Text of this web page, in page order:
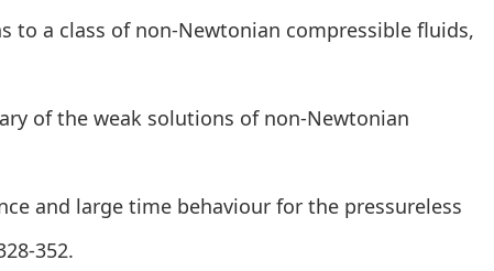
to a class of non-Newtonian compressible fluids,
of the weak solutions of non-Newtonian
and large time behaviour for the pressureless
352.